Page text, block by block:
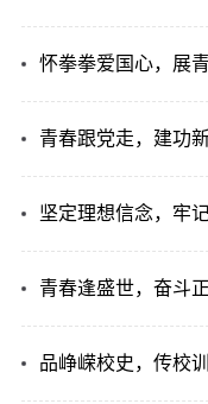
怀拳拳爱国心，展
青春跟党走，建功
坚定理想信念，牢
青春逢盛世，奋斗
品峥嵘校史，传校